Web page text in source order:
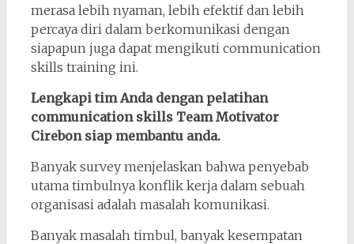
merasa lebih nyaman, lebih efektif dan lebih
percaya diri dalam berkomunikasi dengan
siapapun juga dapat mengikuti communication
skills training ini.
Lengkapi tim Anda dengan pelatihan
communication skills Team Motivator
Cirebon siap membantu anda.
Banyak survey menjelaskan bahwa penyebab
utama timbulnya konflik kerja dalam sebuah
organisasi adalah masalah komunikasi.
Banyak masalah timbul, banyak kesempatan